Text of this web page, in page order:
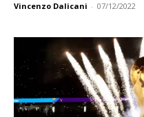
Vincenzo Dalicani - 07/12/2022